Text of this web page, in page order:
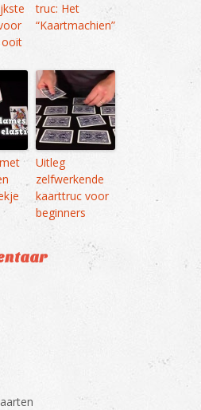
ooit
truc: Het
“Kaartmachien”
Uitleg
zelfwerkende
kaarttruc voor
beginners